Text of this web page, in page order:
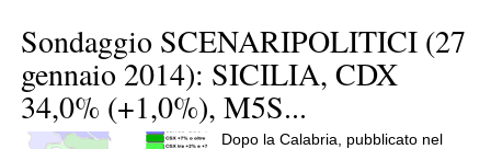
Sondaggio SCENARIPOLITICI (27
gennaio 2014): SICILIA, CDX
34,0% (+1,0%), M5S...
Dopo la Calabria, pubblicato nel